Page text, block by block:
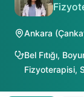
Ankara (
Bel Fıtığı,
Fizyoterapisi,